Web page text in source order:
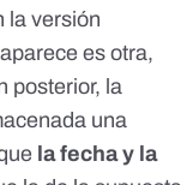
la versión
es otra,
posterior, la
una
la fecha y la